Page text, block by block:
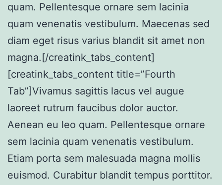
quam. Pellentesque ornare sem lacinia
quam venenatis vestibulum. Maecenas sed
diam eget risus varius blandit sit amet non
magna.[/creatink_tabs_content]
[creatink_tabs_content title=”Fourth
Tab”]Vivamus sagittis lacus vel augue
laoreet rutrum faucibus dolor auctor.
Aenean eu leo quam. Pellentesque ornare
sem lacinia quam venenatis vestibulum.
Etiam porta sem malesuada magna mollis
euismod. Curabitur blandit tempus porttitor.